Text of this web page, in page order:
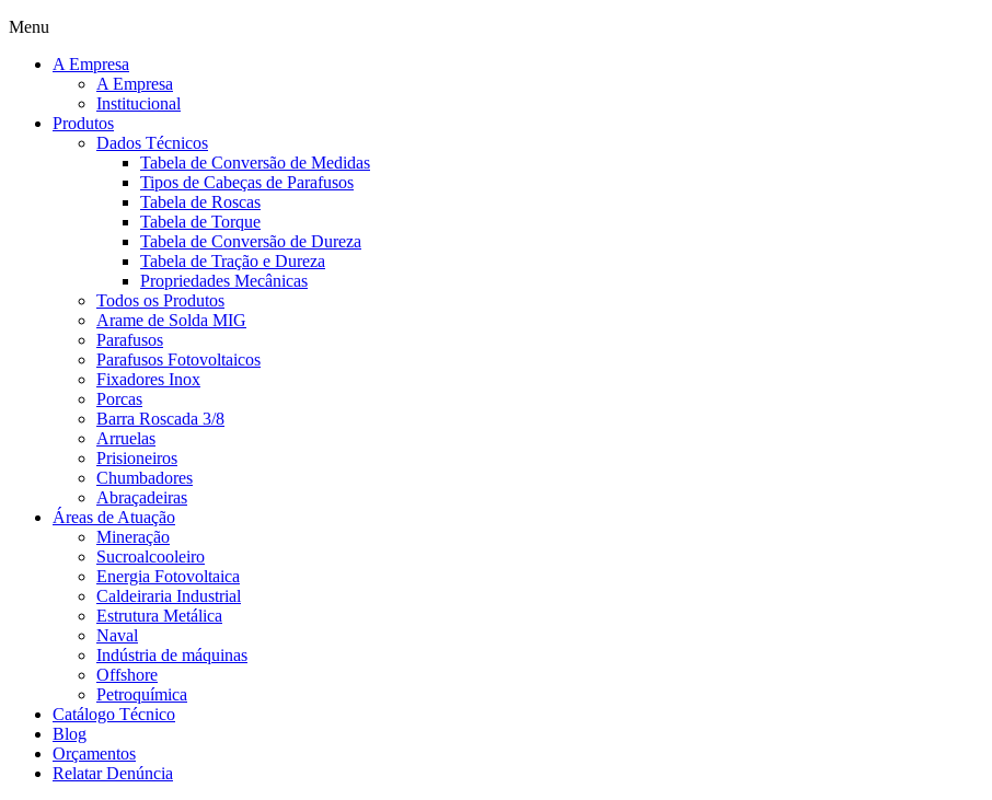
Menu
A Empresa
A Empresa
Institucional
Produtos
Dados Técnicos
Tabela de Conversão de Medidas
Tipos de Cabeças de Parafusos
Tabela de Roscas
Tabela de Torque
Tabela de Conversão de Dureza
Tabela de Tração e Dureza
Propriedades Mecânicas
Todos os Produtos
Arame de Solda MIG
Parafusos
Parafusos Fotovoltaicos
Fixadores Inox
Porcas
Barra Roscada 3/8
Arruelas
Prisioneiros
Chumbadores
Abraçadeiras
Áreas de Atuação
Mineração
Sucroalcooleiro
Energia Fotovoltaica
Caldeiraria Industrial
Estrutura Metálica
Naval
Indústria de máquinas
Offshore
Petroquímica
Catálogo Técnico
Blog
Orçamentos
Relatar Denúncia